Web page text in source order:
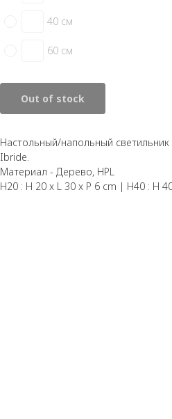
40 см
60 см
Out of stock
Настольный/напольный
Ibride.
Материал - Дерево, HPL
H20 : H 20 x L 30 x P 6 cm | H40 : H